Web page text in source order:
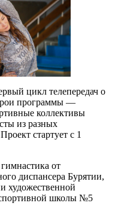
цикл телепередач о
программы —
коллективы
из разных
стартует с 1
от
диспансера Бурятии,
художественной
школы №5